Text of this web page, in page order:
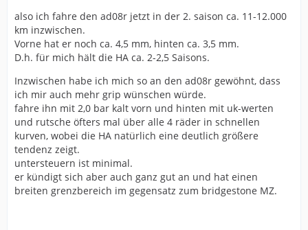
also ich fahre den ad08r jetzt in der 2. saison ca. 11-12.000
km inzwischen.
Vorne hat er noch ca. 4,5 mm, hinten ca. 3,5 mm.
D.h. für mich hält die HA ca. 2-2,5 Saisons.
Inzwischen habe ich mich so an den ad08r gewöhnt, dass
ich mir auch mehr grip wünschen würde.
fahre ihn mit 2,0 bar kalt vorn und hinten mit uk-werten
und rutsche öfters mal über alle 4 räder in schnellen
kurven, wobei die HA natürlich eine deutlich größere
tendenz zeigt.
untersteuern ist minimal.
er kündigt sich aber auch ganz gut an und hat einen
breiten grenzbereich im gegensatz zum bridgestone MZ.